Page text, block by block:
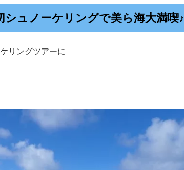
ュノーケリングで美ら海大満喫♪
リングツアーに